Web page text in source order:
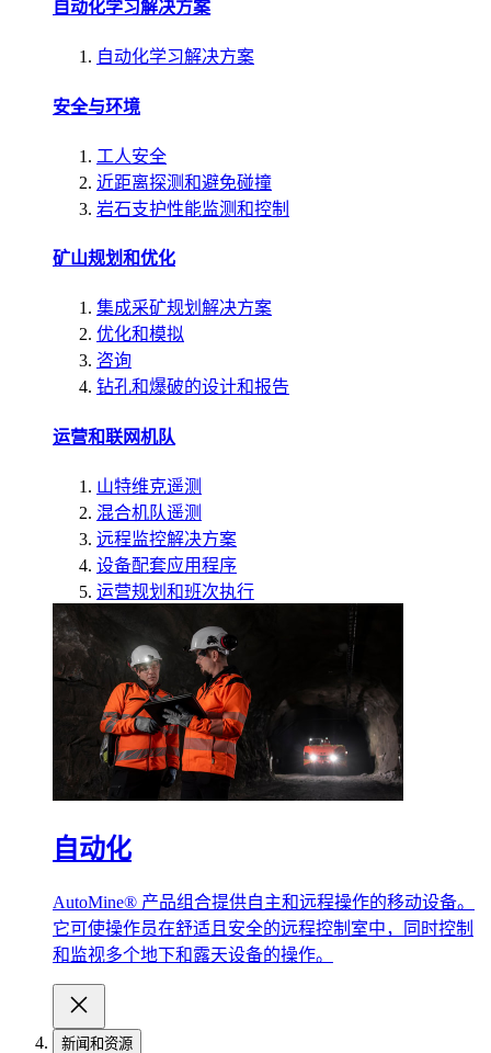
自动化学习解决方案
自动化学习解决方案
安全与环境
工人安全
近距离探测和避免碰撞
岩石支护性能监测和控制
矿山规划和优化
集成采矿规划解决方案
优化和模拟
咨询
钻孔和爆破的设计和报告
运营和联网机队
山特维克遥测
混合机队遥测
远程监控解决方案
设备配套应用程序
运营规划和班次执行
自动化
AutoMine® 产品组合提供自主和远程操作的移动设备。
它可使操作员在舒适且安全的远程控制室中，同时控制
和监视多个地下和露天设备的操作。
新闻和资源